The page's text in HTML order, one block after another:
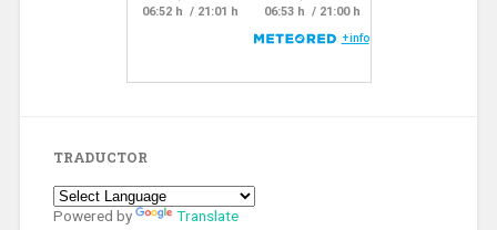
TRADUCTOR
Powered by Translate